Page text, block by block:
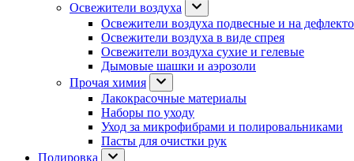
Освежители воздуха
Освежители воздуха подвесные и на
Освежители воздуха в виде спрея
Освежители воздуха сухие и гелевые
Дымовые шашки и аэрозоли
Прочая химия
Лакокрасочные материалы
Наборы по уходу
Уход за микрофибрами и полировальниками
Пасты для очистки рук
Полировка